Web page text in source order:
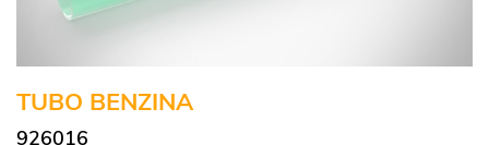
TUBO BENZINA
926016